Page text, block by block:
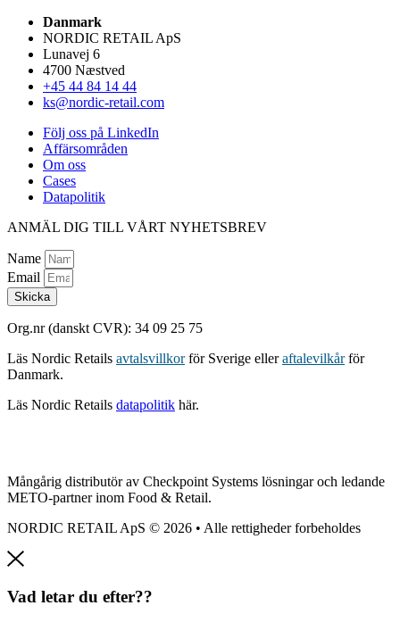
Danmark
NORDIC RETAIL ApS
Lunavej 6
4700 Næstved
+45 44 84 14 44
ks@nordic-retail.com
Följ oss på LinkedIn
Affärsområden
Om oss
Cases
Datapolitik
ANMÄL DIG TILL VÅRT NYHETSBREV
Name
Email
Skicka
Org.nr (danskt CVR): 34 09 25 75
Läs Nordic Retails avtalsvillkor för Sverige elleraftalevilkår för
Danmark.
Läs Nordic Retails datapolitik här.
Mångårig distributör av Checkpoint Systems lösningar och ledande
METO-partner inom Food & Retail.
NORDIC RETAIL ApS © 2026 • Alle rettigheder forbeholdes
Vad letar du efter??